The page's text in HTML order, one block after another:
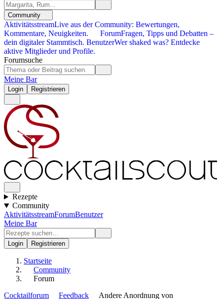
Community
AktivitätsstreamLive aus der Community: Bewertungen,
Kommentare, Neuigkeiten.
ForumFragen, Tipps und Debatten –
dein digitaler Stammtisch. BenutzerWer shaked was? Entdecke
aktive Mitglieder und Profile.
Forumsuche
Meine Bar
Login Registrieren
Rezepte
Community
AktivitätsstreamForumBenutzer
Meine Bar
Login Registrieren
Startseite
Community
Forum
Cocktailforum
Feedback
Andere Anordnung von